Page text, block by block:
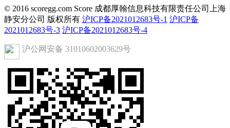
© 2016 scoregg.com Score 成都厚翰信息科技有限责任公司上海
静安分公司 版权所有 沪ICP备2021012683号-1 沪ICP备
2021012683号-3 沪ICP备2021012683号-4
沪公网安备 31010602003629号